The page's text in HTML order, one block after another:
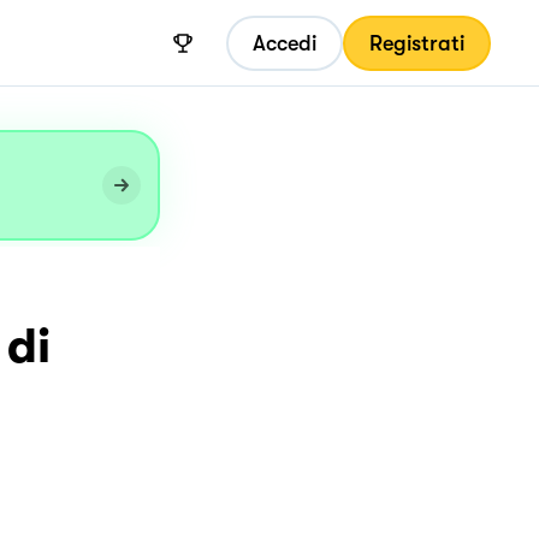
Accedi Registrati